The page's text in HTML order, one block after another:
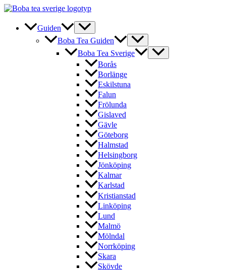
Hoppa
innehåll
Guiden
Boba Tea Guiden
Boba Tea Sverige
Borås
Borlänge
Eskilstuna
Falun
Frölunda
Gislaved
Gävle
Göteborg
Halmstad
Helsingborg
Jönköping
Kalmar
Karlstad
Kristianstad
Linköping
Lund
Malmö
Mölndal
Norrköping
Skara
Skövde